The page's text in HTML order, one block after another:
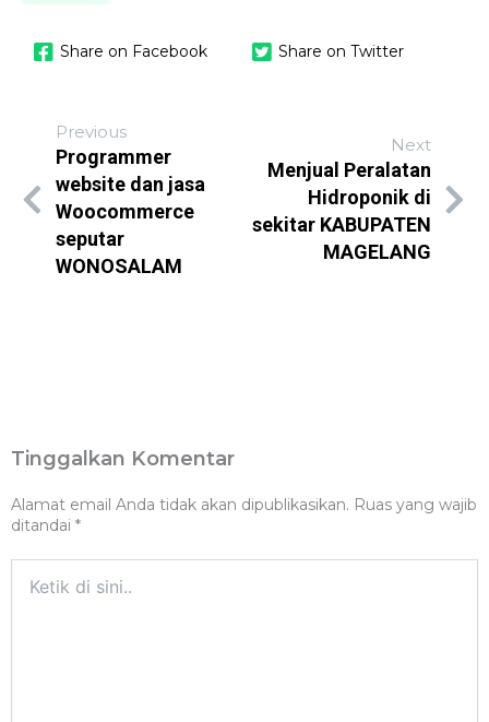
Share on Facebook Share on Twitter
Previous
Programmer
website dan jasa
Woocommerce
seputar
WONOSALAM
Next
Menjual Peralatan
Hidroponik di
sekitar KABUPATEN
MAGELANG
Tinggalkan Komentar
Alamat email Anda tidak akan dipublikasikan. Ruas yang wajib
ditandai *